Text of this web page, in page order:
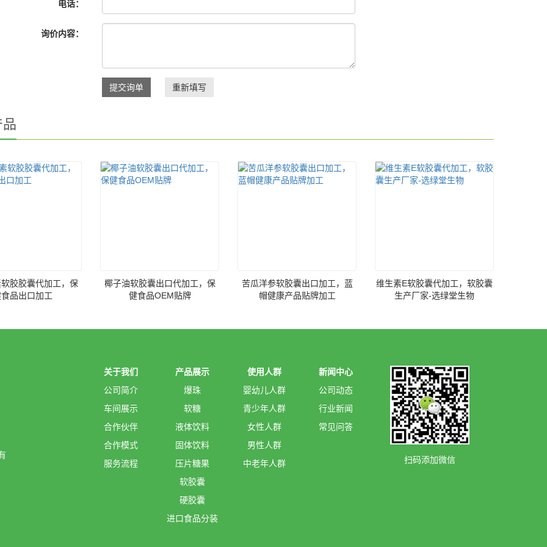
电话：
询价内容：
提交询单 重新填写
胶胶囊代加工，保
品出口加工
椰子油软胶囊出口代加工，保
健食品OEM贴牌
苦瓜洋参软胶囊出口加工，蓝
帽健康产品贴牌加工
维生素E软胶囊代加工，软胶囊
生产厂家-选绿堂生物
关于我们
公司简介
车间展示
合作伙伴
合作模式
服务流程
产品展示
爆珠
软糖
液体饮料
固体饮料
压片糖果
软胶囊
硬胶囊
进口食品分装
使用人群
婴幼儿人群
青少年人群
女性人群
男性人群
中老年人群
新闻中心
公司动态
行业新闻
常见问答
扫码添加微信